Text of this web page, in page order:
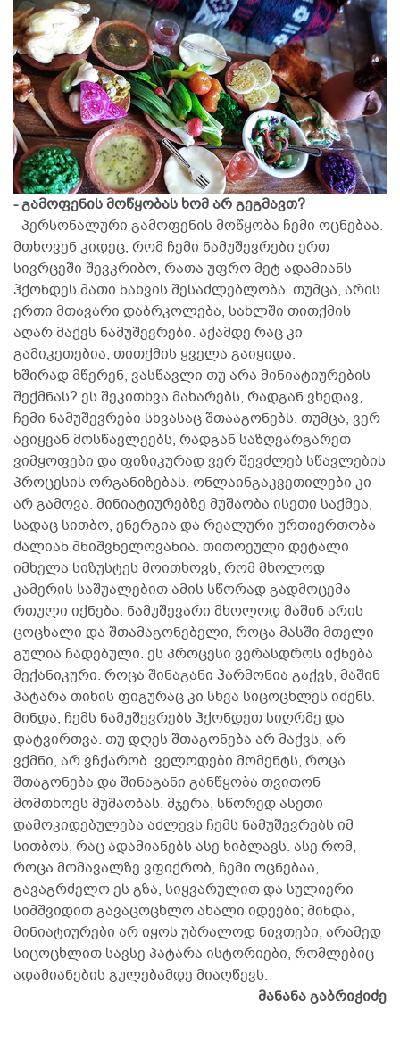
- გამოფენის მოწყობას ხომ არ გეგმავთ?
- პერსონალური გამოფენის მოწყობა ჩემი ოცნებაა.
მთხოვენ კიდეც, რომ ჩემი ნამუშევრები ერთ
სივრცეში შევკრიბო, რათა უფრო მეტ ადამიანს
ჰქონდეს მათი ნახვის შესაძლებლობა. თუმცა, არის
ერთი მთავარი დაბრკოლება, სახლში თითქმის
აღარ მაქვს ნამუშევრები. აქამდე რაც კი
გამიკეთებია, თითქმის ყველა გაიყიდა.
ხშირად მწერენ, ვასწავლი თუ არა მინიატიურების
შექმნას? ეს შეკითხვა მახარებს, რადგან ვხედავ,
ჩემი ნამუშევრები სხვასაც შთააგონებს. თუმცა, ვერ
ავიყვან მოსწავლეებს, რადგან საზღვარგარეთ
ვიმყოფები და ფიზიკურად ვერ შევძლებ სწავლების
პროცესის ორგანიზებას. ონლაინგაკვეთილები კი
არ გამოვა. მინიატიურებზე მუშაობა ისეთი საქმეა,
სადაც სითბო, ენერგია და რეალური ურთიერთობა
ძალიან მნიშვნელოვანია. თითოეული დეტალი
იმხელა სიზუსტეს მოითხოვს, რომ მხოლოდ
კამერის საშუალებით ამის სწორად გადმოცემა
რთული იქნება. ნამუშევარი მხოლოდ მაშინ არის
ცოცხალი და შთამაგონებელი, როცა მასში მთელი
გულია ჩადებული. ეს პროცესი ვერასდროს იქნება
მექანიკური. როცა შინაგანი ჰარმონია გაქვს, მაშინ
პატარა თიხის ფიგურაც კი სხვა სიცოცხლეს იძენს.
მინდა, ჩემს ნამუშევრებს ჰქონდეთ სიღრმე და
დატვირთვა. თუ დღეს შთაგონება არ მაქვს, არ
ვქმნი, არ ვჩქარობ. ველოდები მომენტს, როცა
შთაგონება და შინაგანი განწყობა თვითონ
მომთხოვს მუშაობას. მჯერა, სწორედ ასეთი
დამოკიდებულება აძლევს ჩემს ნამუშევრებს იმ
სითბოს, რაც ადამიანებს ასე ხიბლავს. ასე რომ,
როცა მომავალზე ვფიქრობ, ჩემი ოცნებაა,
გავაგრძელო ეს გზა, სიყვარულით და სულიერი
სიმშვიდით გავაცოცხლო ახალი იდეები; მინდა,
მინიატიურები არ იყოს უბრალოდ ნივთები, არამედ
სიცოცხლით სავსე პატარა ისტორიები, რომლებიც
ადამიანების გულებამდე მიაღწევს.
მანანა გაბრიჭიძე